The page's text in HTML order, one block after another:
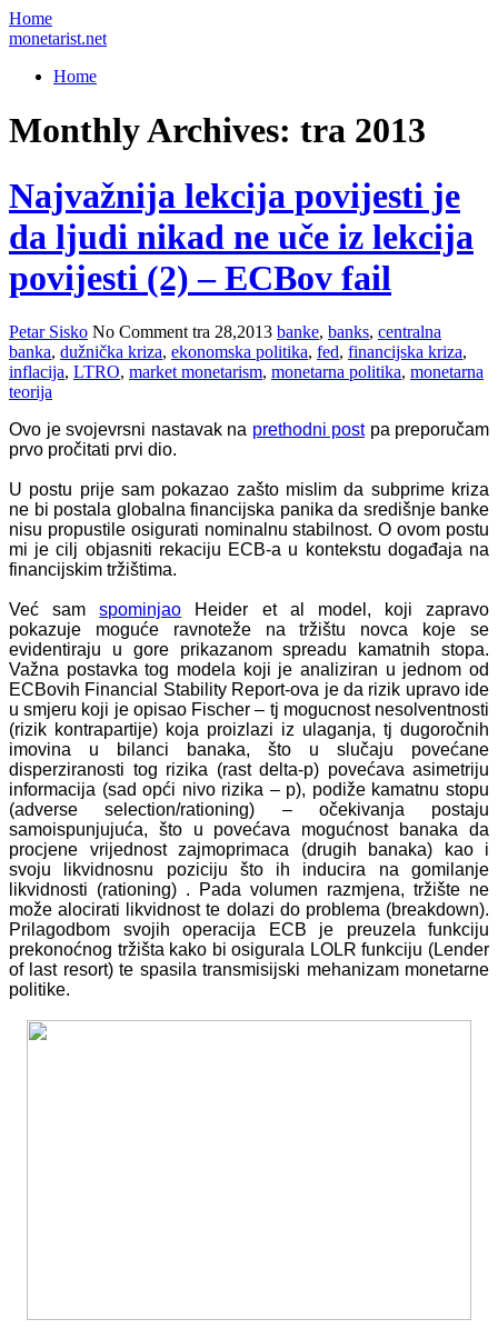
Home
monetarist.net
Home
Monthly Archives: tra 2013
Najvažnija lekcija povijesti je
da ljudi nikad ne uče iz lekcija
povijesti (2) – ECBov fail
Petar Sisko No Comment tra 28,2013 banke, banks, centralna
banka, dužnička kriza, ekonomska politika, fed, financijska kriza,
inflacija, LTRO, market monetarism, monetarna politika, monetarna
teorija
Ovo je svojevrsni nastavak na prethodni postpa preporučam
prvo pročitati prvi dio.
U postu prije sam pokazao zašto mislim da subprime kriza
ne bi postala globalna financijska panika da središnje banke
nisu propustile osigurati nominalnu stabilnost. O ovom postu
mi je cilj objasniti rekaciju ECB-a u kontekstu događaja na
financijskim tržištima.
Već samspominjao Heider et al model, koji zapravo
pokazuje moguće ravnoteže na tržištu novca koje se
evidentiraju u gore prikazanom spreadu kamatnih stopa.
Važna postavka tog modela koji je analiziran u jednom od
ECBovih Financial Stability Report-ova je da rizik upravo ide
u smjeru koji je opisao Fischer – tj mogucnost nesolventnosti
(rizik kontrapartije) koja proizlazi iz ulaganja, tj dugoročnih
imovina u bilanci banaka, što u slučaju povećane
disperziranosti tog rizika (rast delta-p) povećava asimetriju
informacija (sad opći nivo rizika – p), podiže kamatnu stopu
(adverse selection/rationing) – očekivanja postaju
samoispunjujuća, što u povećava mogućnost banaka da
procjene vrijednost zajmoprimaca (drugih banaka) kao i
svoju likvidnosnu poziciju što ih inducira na gomilanje
likvidnosti (rationing) . Pada volumen razmjena, tržište ne
može alocirati likvidnost te dolazi do problema (breakdown).
Prilagodbom svojih operacija ECB je preuzela funkciju
prekonoćnog tržišta kako bi osigurala LOLR funkciju (Lender
of last resort) te spasila transmisijski mehanizam monetarne
politike.